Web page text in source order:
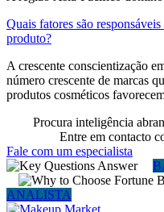
Quais fatores são
produto?
A crescente conscientização
número crescente de marcas
produtos cosméticos
Procura inteligência
Entre em contacto
Fale com um especialista
ANALISTA